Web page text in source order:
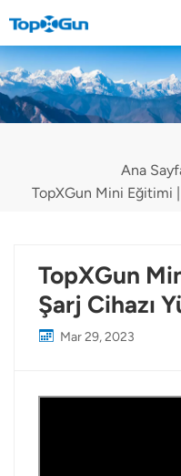
BİZE ULAŞIN
English
Русский
Türkçe
Ana
TopXGun Mini Eğitimi
TopXGun
Şarj Cihazı
Mar 29, 2023